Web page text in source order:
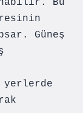
Bu
Güneş
yerlerde